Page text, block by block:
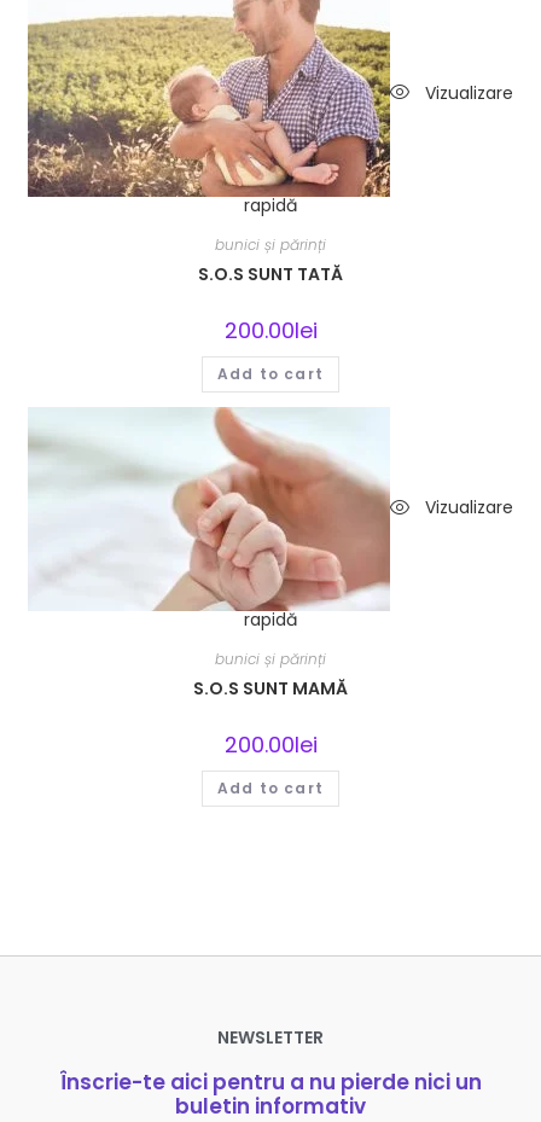
Vizualizare
rapidă
bunici și părinți
S.O.S SUNT TATĂ
200.00lei
Add to cart
Vizualizare
rapidă
bunici și părinți
S.O.S SUNT MAMĂ
200.00lei
Add to cart
NEWSLETTER
Înscrie-te aici pentru a nu pierde nici un
buletin informativ